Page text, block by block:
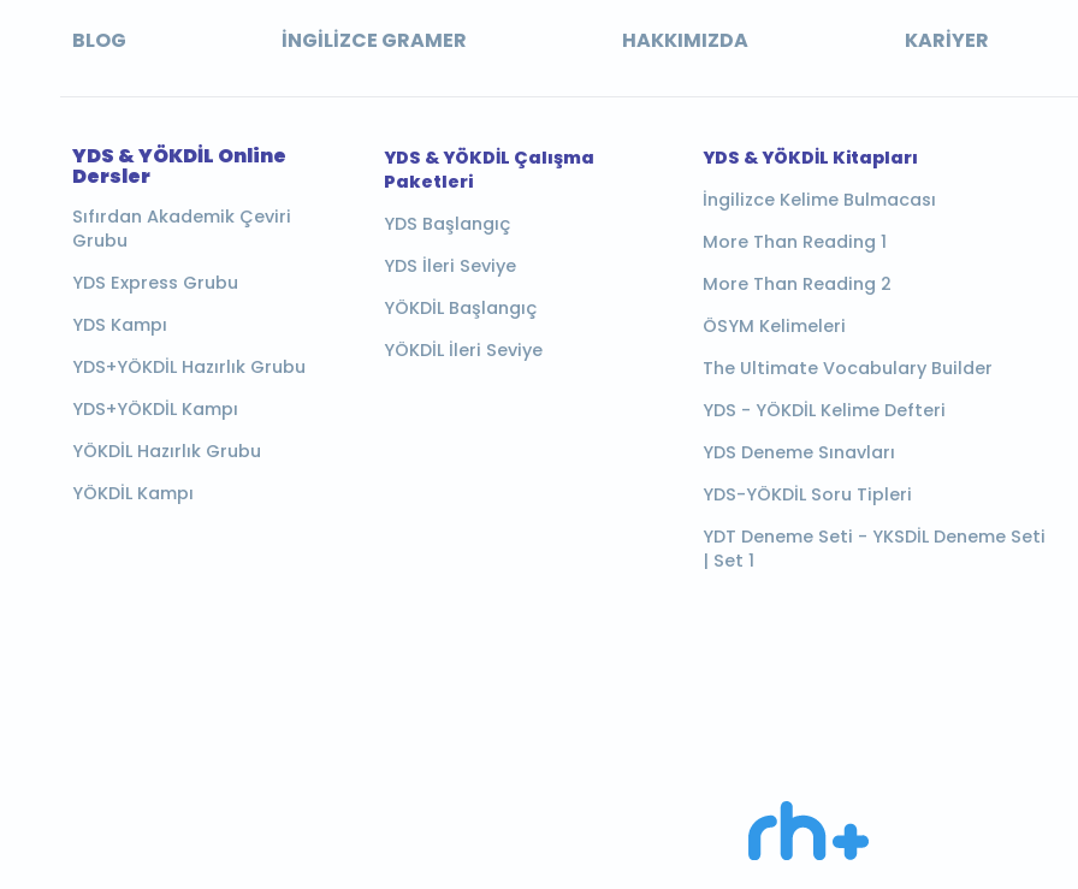
BLOG İNGILIZCE GRAMER HAKKIMIZDA KARIYER
YDS & YÖKDİL Online
Dersler
Sıfırdan Akademik Çeviri
Grubu
YDS Express Grubu
YDS Kampı
YDS+YÖKDİL Hazırlık Grubu
YDS+YÖKDİL Kampı
YÖKDİL Hazırlık Grubu
YÖKDİL Kampı
YDS & YÖKDİL Çalışma
Paketleri
YDS Başlangıç
YDS İleri Seviye
YÖKDİL Başlangıç
YÖKDİL İleri Seviye
YDS & YÖKDİL Kitapları
İngilizce Kelime Bulmacası
More Than Reading 1
More Than Reading 2
ÖSYM Kelimeleri
The Ultimate Vocabulary Builder
YDS - YÖKDİL Kelime Defteri
YDS Deneme Sınavları
YDS-YÖKDİL Soru Tipleri
YDT Deneme Seti - YKSDİL Deneme Seti
| Set 1